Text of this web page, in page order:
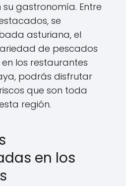
gastronomía. Entre
se
asturiana, el
de pescados
los restaurantes
podrás disfrutar
que son toda
región.
en los